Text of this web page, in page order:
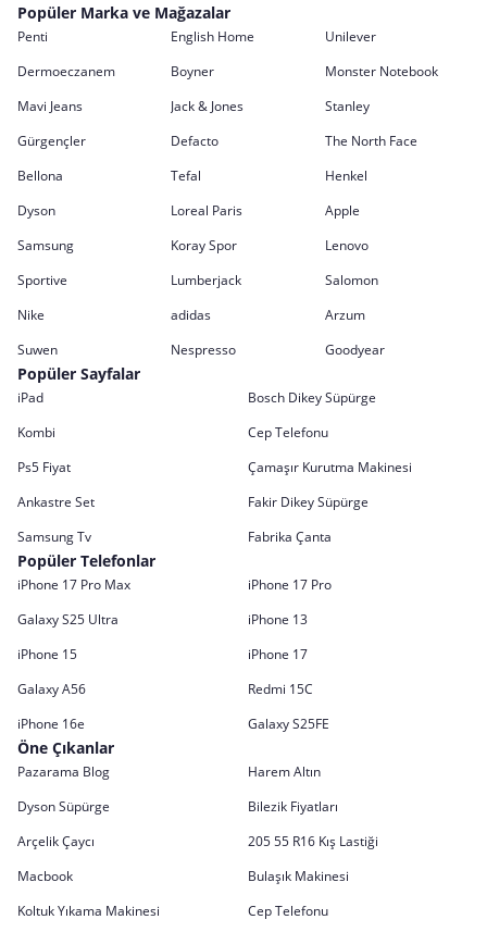
Popüler Marka ve Mağazalar
Penti English Home
Unilever
Dermoeczanem
Boyner
Monster Notebook
Mavi Jeans
Jack & Jones
Stanley
Gürgençler
Defacto
The North Face
Bellona
Tefal
Henkel
Dyson
Loreal Paris
Apple
Samsung
Koray Spor
Lenovo
Sportive
Lumberjack
Salomon
Nike
adidas
Arzum
Suwen
Nespresso Goodyear
Popüler Sayfalar
iPad
Bosch Dikey Süpürge
Kombi
Cep Telefonu
Ps5 Fiyat
Çamaşır Kurutma Makinesi
Ankastre Set
Fakir Dikey Süpürge
Samsung Tv
Fabrika Çanta
Popüler Telefonlar
iPhone 17 Pro Max
iPhone 17 Pro
Galaxy S25 Ultra
iPhone 13
iPhone 15
iPhone 17
Galaxy A56
Redmi 15C
iPhone 16e
Galaxy S25FE
Öne Çıkanlar
Pazarama Blog
Harem Altın
Dyson Süpürge
Bilezik Fiyatları
Arçelik Çaycı
205 55 R16 Kış Lastiği
Macbook
Bulaşık Makinesi
Koltuk Yıkama Makinesi
Cep Telefonu